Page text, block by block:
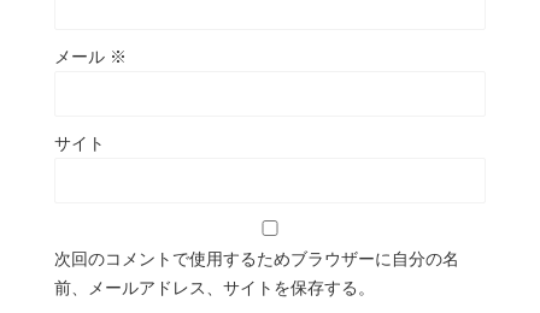
メール ※
サイト
次回のコメントで使用するためブラウザーに自分の名
前、メールアドレス、サイトを保存する。